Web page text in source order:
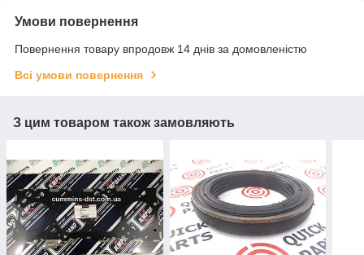
Умови повернення
Повернення товару впродовж 14 днів за домовленістю
Всі умови повернення
З цим товаром також замовляють